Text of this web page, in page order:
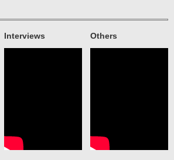
Interviews Others